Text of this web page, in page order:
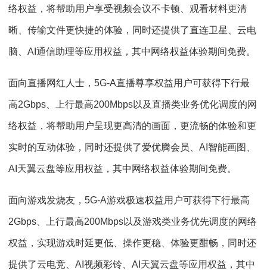
络权益，将帮助用户享受视频会议不卡顿、观看材料更清
晰、传输文件更快捷的体验，同时还提供了直连卫星、云电
脑、AI通信助理等应用权益，其中网络权益体验期间免费。
面向直播网红人士，5G-A直播尊享权益用户可获得下行最
高2Gbps、上行最高200Mbps以及直播类业务优化调度的网
络权益，将帮助用户呈现更高清的画面，更流畅的体验和更
实时的互动体验，同时还提供了爱优腾会员、AI智能画图、
AI天翼云盘等应用权益，其中网络权益体验期间免费。
面向游戏发烧友，5G-A游戏极速权益用户可获得下行最高
2Gbps、上行最高200Mbps以及游戏类业务优先调度的网络
权益，实现游戏时延更低、操作更稳、体验更酣畅，同时还
提供了云电竞、AI视频彩铃、AI天翼云盘等应用权益，其中